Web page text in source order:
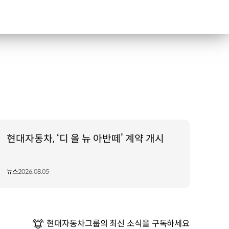
현대자동차, ‘디 올 뉴 아반떼’ 계약 개시
뉴스2026.08.05
현대자동차그룹의 최신 소식을 구독하세요